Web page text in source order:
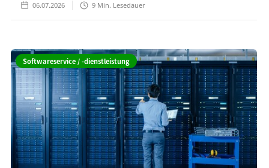
06.07.2026 9 Min. Lesedauer
Softwareservice / -dienstleistung